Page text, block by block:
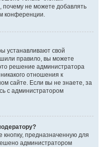
почему не можете добавлять
конференции.
устанавливают свой
правило, вы можете
решение администратора
отношения к
сайте. Если вы не знаете, за
с администратором
предназначенную для
администратором